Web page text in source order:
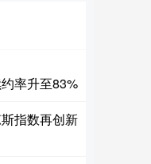
率升至83%
指数再创新